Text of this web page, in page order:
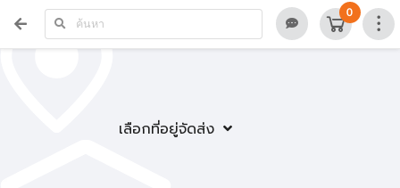
เลือกที่อยู่จัดส่ง
0